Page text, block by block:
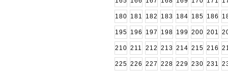
180 181 182 183 184 185 186
195 196 197 198 199 200 201
210 211 212 213 214 215 216
225 226 227 228 229 230 231